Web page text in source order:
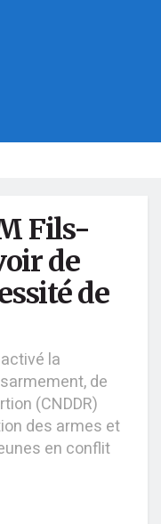
Fils-
de
de
la
de
(CNDDR)
des armes et
en conflit